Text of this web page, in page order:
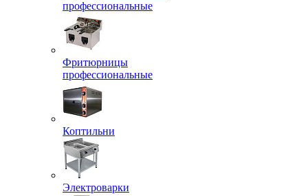
профессиональные
Фритюрницы
профессиональные
Коптильни
Электроварки